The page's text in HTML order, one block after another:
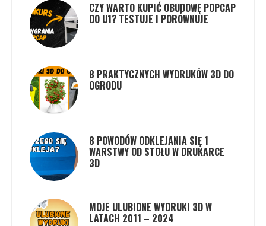
CZY WARTO KUPIĆ OBUDOWĘ POPCAP
DO U1? TESTUJE I PORÓWNUJE
8 PRAKTYCZNYCH WYDRUKÓW 3D DO
OGRODU
8 POWODÓW ODKLEJANIA SIĘ 1
WARSTWY OD STOŁU W DRUKARCE
3D
MOJE ULUBIONE WYDRUKI 3D W
LATACH 2011 – 2024